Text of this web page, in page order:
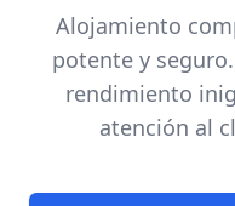
Alojamiento
potente y
rendimiento
atención al